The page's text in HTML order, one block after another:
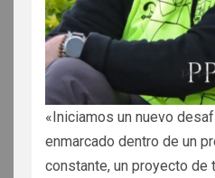
«Iniciamos un nuevo
enmarcado dentro de un
constante, un proyecto de